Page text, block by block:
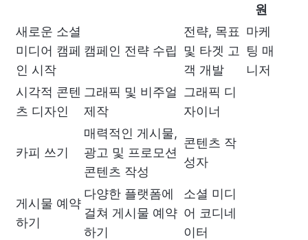
원
새로운 소셜
미디어 캠페
인 시작
캠페인 전략 수립
전략, 목표
및 타겟 고
객 개발
마케
팅 매
니저
시각적 콘텐
츠 디자인
그래픽 및 비주얼
제작
그래픽 디
자이너
카피 쓰기
매력적인 게시물,
광고 및 프로모션
콘텐츠 작성
콘텐츠 작
성자
게시물 예약
하기
다양한 플랫폼에
걸쳐 게시물 예약
하기
소셜 미디
어 코디네
이터